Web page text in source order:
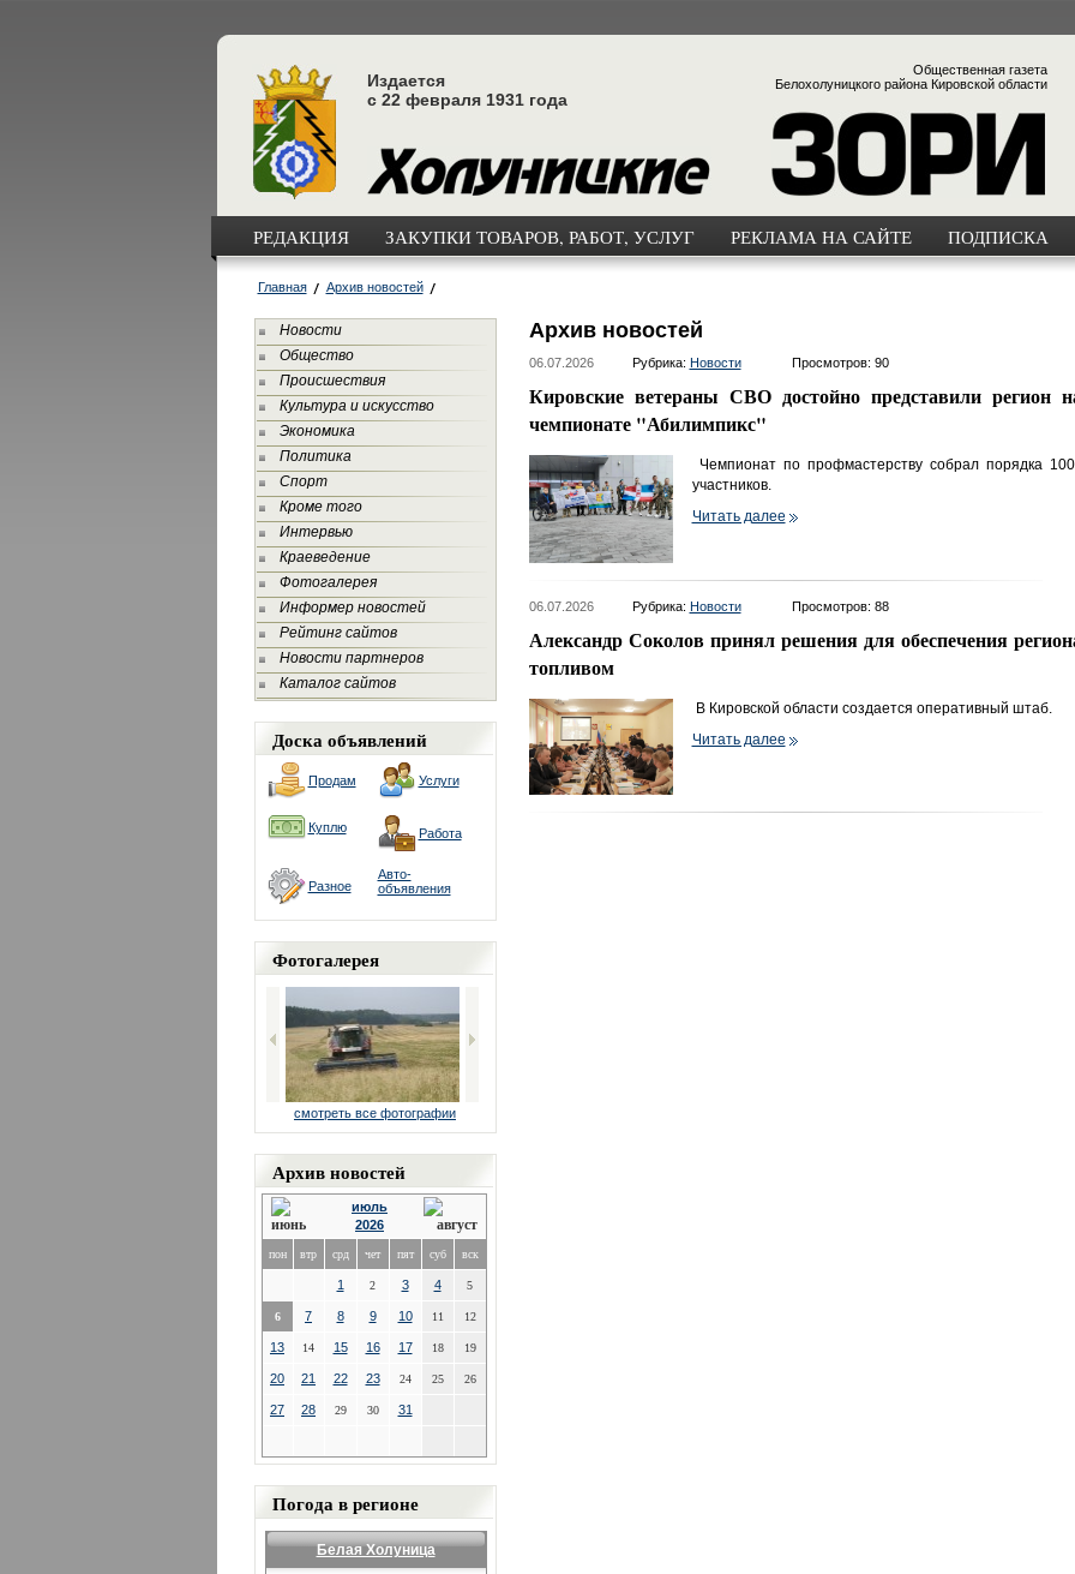
Издается
с 22 февраля 1931 года
Общественная газета
Белохолуницкого района Кировской области
РЕДАКЦИЯ ЗАКУПКИ ТОВАРОВ, РАБОТ, УСЛУГ РЕКЛАМА НА САЙТЕ ПОДПИСКА
Главная Архив новостей
Новости
Общество
Происшествия
Культура и искусство
Экономика
Политика
Спорт
Кроме того
Интервью
Краеведение
Фотогалерея
Информер новостей
Рейтинг сайтов
Новости партнеров
Каталог сайтов
Доска объявлений
Продам Услуги
Куплю Работа
Разное
Авто-
объявления
Фотогалерея
смотреть все фотографии
Архив новостей
июль
2026
пон втр срд чет пят суб вск
1 2 3 4 5
6 7 8 9 10 11 12
13 14 15 16 17 18 19
20 21 22 23 24 25 26
27 28 29 30 31
Погода в регионе
Белая Холуница
Архив новостей
06.07.2026 Рубрика: Новости Просмотров: 90
Кировские ветераны СВО достойно представили регион
чемпионате "Абилимпикс"
Чемпионат по профмастерству собрал порядка
участников.
Читать далее
06.07.2026 Рубрика: Новости Просмотров: 88
Александр Соколов принял решения для обеспечения
топливом
В Кировской области создается оперативный штаб.
Читать далее